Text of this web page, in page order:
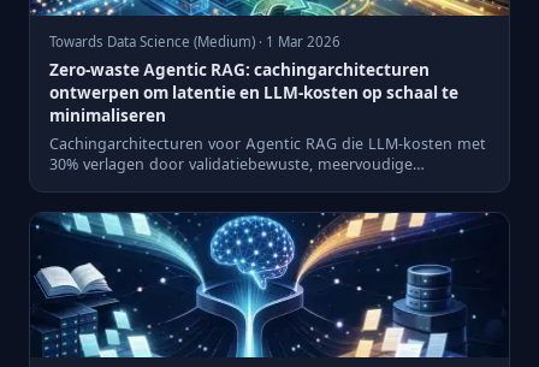
Towards Data Science (Medium) · 1 Mar 2026
Zero-waste Agentic RAG: cachingarchitecturen
ontwerpen om latentie en LLM-kosten op schaal te
minimaliseren
Cachingarchitecturen voor Agentic RAG die LLM-kosten met
30% verlagen door validatiebewuste, meervoudige